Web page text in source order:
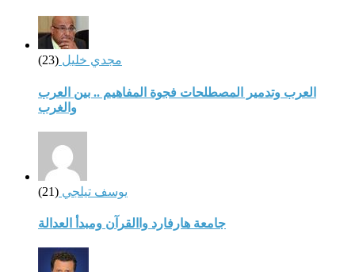
مجدي خليل (23)
العرب وتدمير المصطلحات فجوة المفاهيم .. بين العرب
والغرب
يوسف تيلجي (21)
جامعة هارفارد واالقرآن ومبدأ العدالة